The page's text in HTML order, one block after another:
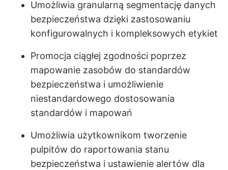
Umożliwia granularną segmentację danych
bezpieczeństwa dzięki zastosowaniu
konfigurowalnych i kompleksowych etykiet
Promocja ciągłej zgodności poprzez
mapowanie zasobów do standardów
bezpieczeństwa i umożliwienie
niestandardowego dostosowania
standardów i mapowań
Umożliwia użytkownikom tworzenie
pulpitów do raportowania stanu
bezpieczeństwa i ustawienie alertów dla